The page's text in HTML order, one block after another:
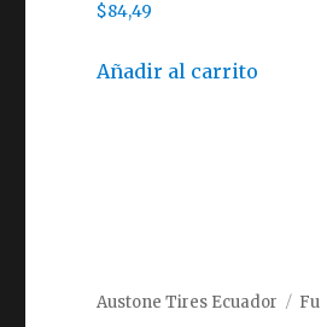
$84,49
Añadir al carrito
Austone Tires Ecuador